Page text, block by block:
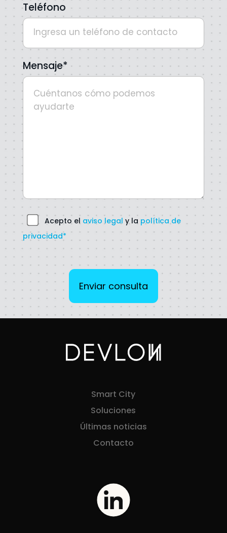
Teléfono
Mensaje*
Acepto el aviso legal y la política de
privacidad*
Smart City
Soluciones
Últimas noticias
Contacto